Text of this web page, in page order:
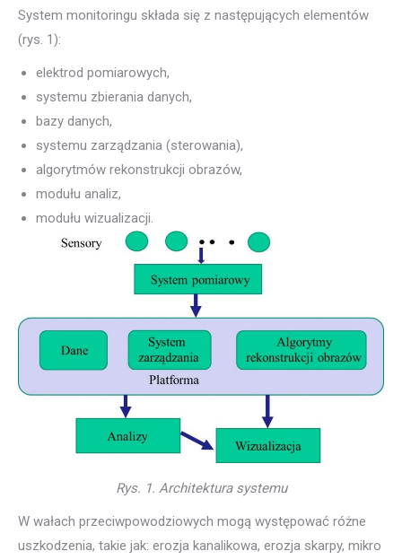
System monitoringu składa się z następujących elementów
(rys. 1):
elektrod pomiarowych,
systemu zbierania danych,
bazy danych,
systemu zarządzania (sterowania),
algorytmów rekonstrukcji obrazów,
modułu analiz,
modułu wizualizacji.
Rys. 1. Architektura systemu
W wałach przeciwpowodziowych mogą występować różne
uszkodzenia, takie jak: erozja kanalikowa, erozja skarpy, mikro